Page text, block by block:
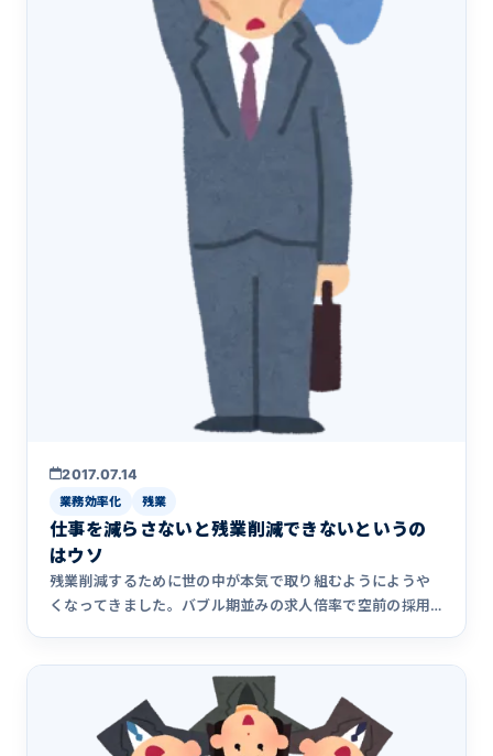
2017.07.14
業務効率化 残業
仕事を減らさないと残業削減できないというの
はウソ
残業削減するために世の中が本気で取り組むようにようや
くなってきました。バブル期並みの求人倍率で空前の採用